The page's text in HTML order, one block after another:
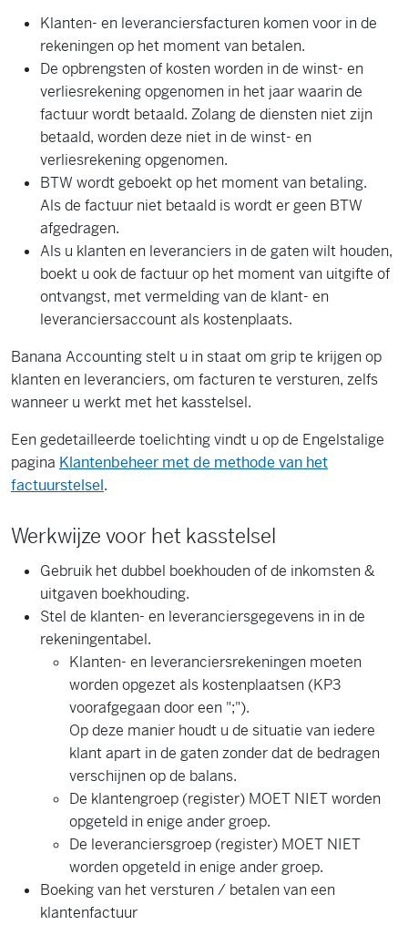
Klanten- en leveranciersfacturen komen voor in de
rekeningen op het moment van betalen.
De opbrengsten of kosten worden in de winst- en
verliesrekening opgenomen in het jaar waarin de
factuur wordt betaald. Zolang de diensten niet zijn
betaald, worden deze niet in de winst- en
verliesrekening opgenomen.
BTW wordt geboekt op het moment van betaling.
Als de factuur niet betaald is wordt er geen BTW
afgedragen.
Als u klanten en leveranciers in de gaten wilt houden,
boekt u ook de factuur op het moment van uitgifte of
ontvangst, met vermelding van de klant- en
leveranciersaccount als kostenplaats.
Banana Accounting stelt u in staat om grip te krijgen op
klanten en leveranciers, om facturen te versturen, zelfs
wanneer u werkt met het kasstelsel.
Een gedetailleerde toelichting vindt u op de Engelstalige
pagina Klantenbeheer met de methode van het
factuurstelsel.
Werkwijze voor het kasstelsel
Gebruik het dubbel boekhouden of de inkomsten &
uitgaven boekhouding.
Stel de klanten- en leveranciersgegevens in in de
rekeningentabel.
Klanten- en leveranciersrekeningen moeten
worden opgezet als kostenplaatsen (KP3
voorafgegaan door een ";").
Op deze manier houdt u de situatie van iedere
klant apart in de gaten zonder dat de bedragen
verschijnen op de balans.
De klantengroep (register) MOET NIET worden
opgeteld in enige ander groep.
De leveranciersgroep (register) MOET NIET
worden opgeteld in enige ander groep.
Boeking van het versturen / betalen van een
klantenfactuur